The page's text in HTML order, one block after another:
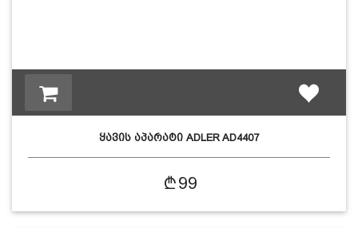
ყავის აპარატი ADLER AD4407
99